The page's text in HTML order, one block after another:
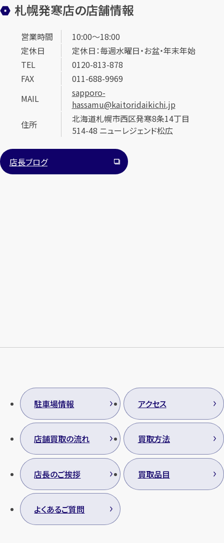
カンタン無料
札幌発寒店の店舗情報
営業時間
10:00～18:00
定休日
定休日：毎週水曜日・お盆・年末年始
TEL
0120-813-878
FAX
011-688-9969
MAIL
sapporo-
hassamu@kaitoridaikichi.jp
住所
北海道札幌市西区発寒8条14丁目
514-48 ニューレジェンド松広
店長ブログ
駐車場情報 アクセス
店舗買取の流れ 買取方法
店長のご挨拶 買取品目
よくあるご質問